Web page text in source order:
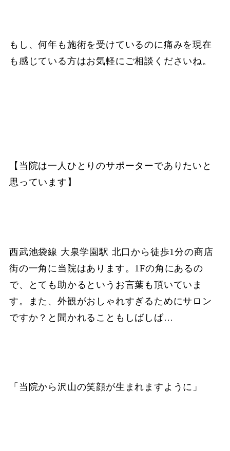
もし、何年も施術を受けているのに痛みを現在
も感じている方はお気軽にご相談くださいね。
【当院は一人ひとりのサポーターでありたいと
思っています】
西武池袋線 大泉学園駅 北口から徒歩1分の商店
街の一角に当院はあります。1Fの角にあるの
で、とても助かるというお言葉も頂いていま
す。また、外観がおしゃれすぎるためにサロン
ですか？と聞かれることもしばしば…
「当院から沢山の笑顔が生まれますように」